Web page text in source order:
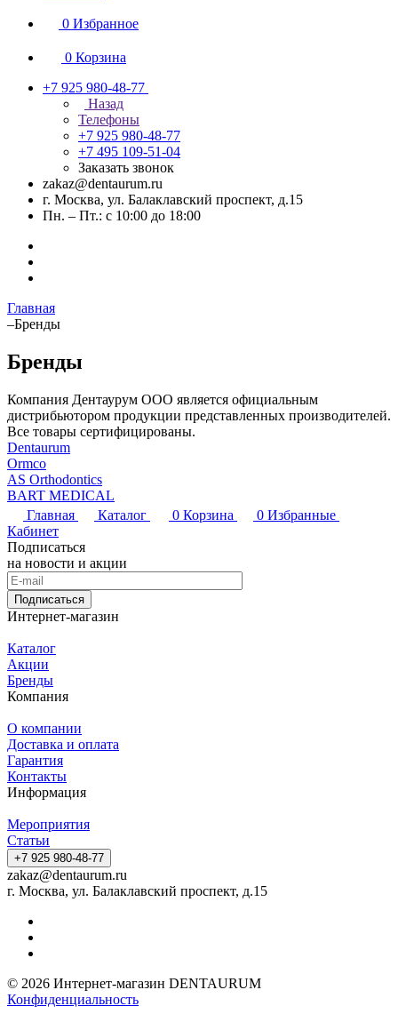
0 Избранное
0 Корзина
+7 925 980-48-77
Назад
Телефоны
+7 925 980-48-77
+7 495 109-51-04
Заказать звонок
zakaz@dentaurum.ru
г. Москва, ул. Балаклавский проспект, д.15
Пн. – Пт.: с 10:00 до 18:00
Главная
–Бренды
Бренды
Компания Дентаурум ООО является официальным
дистрибьютором продукции представленных производителей.
Все товары сертифицированы.
Dentaurum
Ormco
AS Orthodontics
BART MEDICAL
Главная
Каталог 0 Корзина 0 Избранные
Кабинет
Подписаться
на новости и акции
Подписаться
Интернет-магазин
Каталог
Акции
Бренды
Компания
О компании
Доставка и оплата
Гарантия
Контакты
Информация
Мероприятия
Статьи
+7 925 980-48-77
zakaz@dentaurum.ru
г. Москва, ул. Балаклавский проспект, д.15
© 2026 Интернет-магазин DENTAURUM
Конфиденциальность